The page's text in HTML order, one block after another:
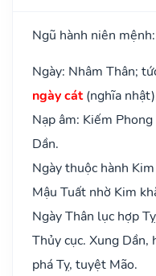
Ngũ hành niên
Ngày: Nhâm Thân;
ngày cát(nghĩa
Nạp âm: Kiếm
Dần.
Ngày thuộc hành
Mậu Tuất nhờ Kim
Ngày Thân lục hợp
Thủy cục. Xung Dần,
phá Tỵ, tuyệt Mão.